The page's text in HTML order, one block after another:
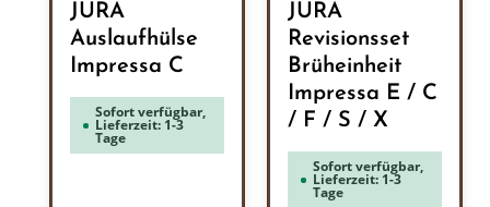
JURA
Auslaufhülse
Impressa C
Sofort verfügbar,
Lieferzeit: 1-3
Tage
JURA
Revisionsset
Brüheinheit
Impressa E / C
/ F / S / X
Sofort verfügbar,
Lieferzeit: 1-3
Tage